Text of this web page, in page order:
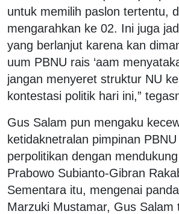
untuk memilih paslon tertentu,
mengarahkan ke 02. Ini juga
yang berlanjut karena kan
uum PBNU rais ‘aam
jangan menyeret struktur NU
kontestasi politik hari ini,”
Gus Salam pun mengaku
ketidaknetralan pimpinan
perpolitikan dengan
Prabowo Subianto-Gibran
Sementara itu, mengenai
Marzuki Mustamar, Gus Salam